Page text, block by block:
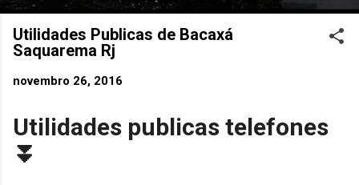
Utilidades Publicas de Bacaxá
Saquarema Rj
novembro 26, 2016
Utilidades publicas telefones
⏬